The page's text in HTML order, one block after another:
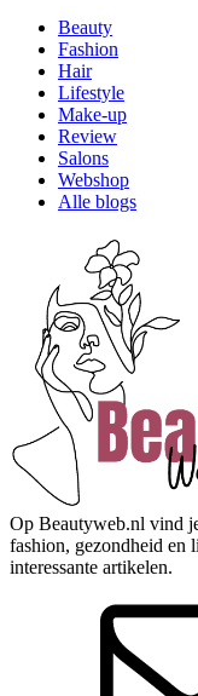
Beauty
Fashion
Hair
Lifestyle
Make-up
Review
Salons
Webshop
Alle blogs
Op Beautyweb.nl vind
fashion, gezondheid en
interessante artikelen.